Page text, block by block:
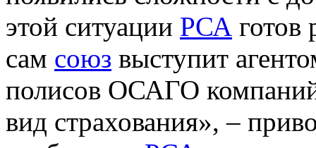
этой ситуации РСА готов
сам союз выступит
полисов ОСАГО
вид страхования», –